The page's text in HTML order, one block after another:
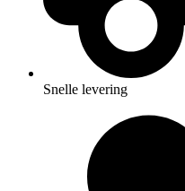
Snelle levering